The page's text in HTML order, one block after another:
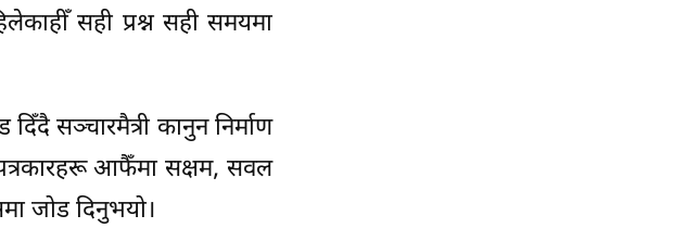
सही प्रश्न सही समयमा
सञ्चारमैत्री कानुन निर्माण
पत्रकारहरू आफैँमा सक्षम, सवल
जोड दिनुभयो।